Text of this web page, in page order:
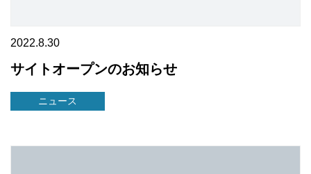
2022.8.30
サイトオープンのお知らせ
ニュース